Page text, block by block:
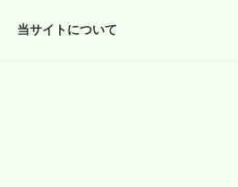
当サイトについて